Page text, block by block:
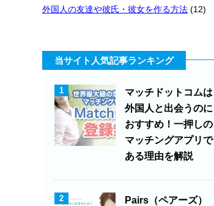
外国人の友達や彼氏・彼女を作る方法 (12)
当サイト人気記事ランキング
1
マッチドットコムは
外国人と出会うのに
おすすめ！一押しの
マッチングアプリで
ある理由を解説
2
Pairs（ペアーズ）